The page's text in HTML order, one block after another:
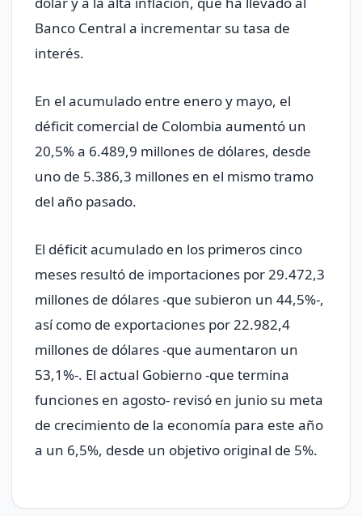
Banco Central a incrementar su tasa de
interés.
En el acumulado entre enero y mayo, el
déficit comercial de Colombia aumentó un
20,5% a 6.489,9 millones de dólares, desde
uno de 5.386,3 millones en el mismo tramo
del año pasado.
El déficit acumulado en los primeros cinco
meses resultó de importaciones por 29.472,3
millones de dólares -que subieron un 44,5%-,
así como de exportaciones por 22.982,4
millones de dólares -que aumentaron un
53,1%-. El actual Gobierno -que termina
funciones en agosto- revisó en junio su meta
de crecimiento de la economía para este año
a un 6,5%, desde un objetivo original de 5%.